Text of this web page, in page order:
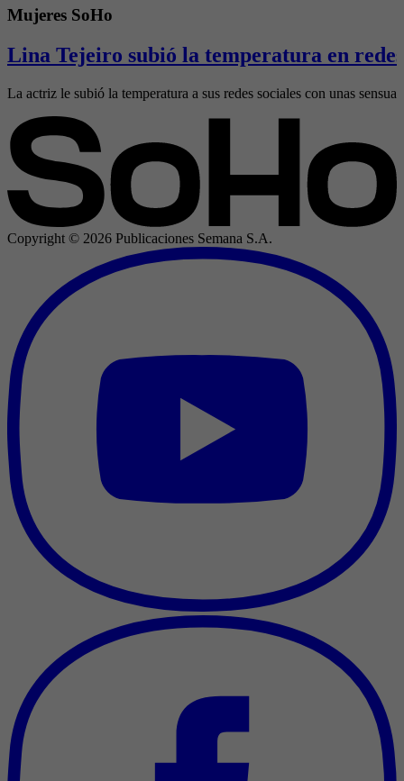
Mujeres SoHo
Lina Tejeiro subió la temperatura en
La actriz le subió la temperatura a sus redes sociales con unas
Copyright © 2026 Publicaciones Semana S.A.